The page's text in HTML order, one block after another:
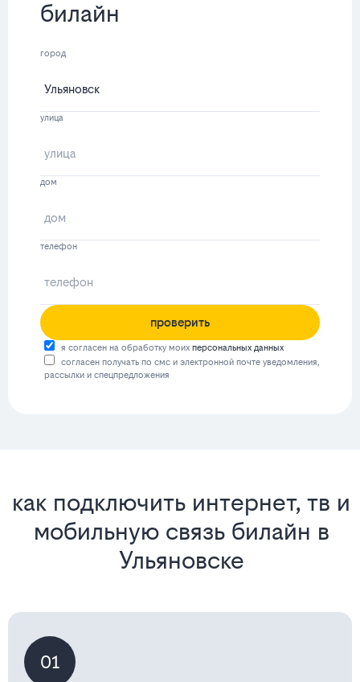
билайн
город
улица
дом
телефон
проверить
я согласен на обработку моих персональных данных
согласен получать по смс и электронной почте уведомления,
рассылки и спецпредложения
как подключить интернет, тв и
мобильную связь билайн в
Ульяновске
01